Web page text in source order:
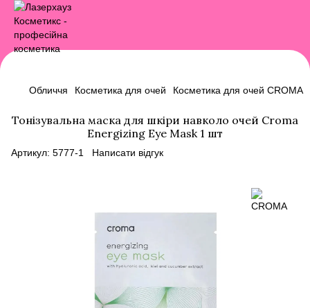
Обличчя Косметика для очей Косметика для очей CROMA
Тонізувальна маска для шкіри навколо очей Croma
Energizing Eye Mask 1 шт
Артикул: 5777-1 Написати відгук